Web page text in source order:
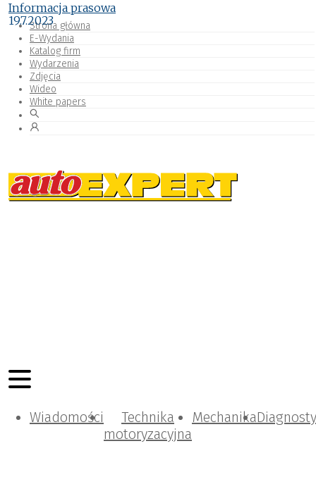
Strona główna
E-Wydania
Katalog firm
Wydarzenia
Zdjęcia
Wideo
White papers
Wiadomości
Technika
motoryzacyjna
Mechanika
Informacja prasowa
19.7.2023